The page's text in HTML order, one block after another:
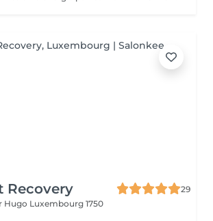
Recovery
29
Hugo Luxembourg 1750